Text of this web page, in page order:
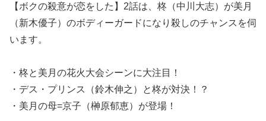
【ボクの殺意が恋をした】2話は、柊（中川大志）が美月
（新木優子）のボディーガードになり殺しのチャンスを伺
います。
・柊と美月の花火大会シーンに大注目！
・デス・プリンス（鈴木伸之）と柊が対決！？
・美月の母=京子（榊原郁恵）が登場！